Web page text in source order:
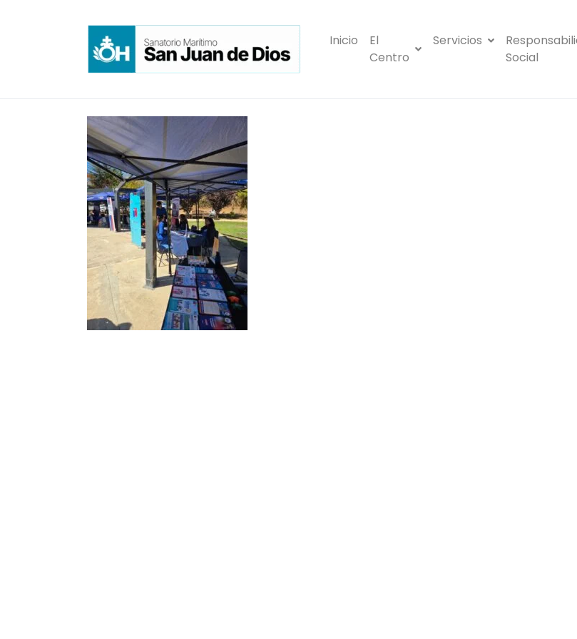
Inicio
El
Centro
Servicios
Social